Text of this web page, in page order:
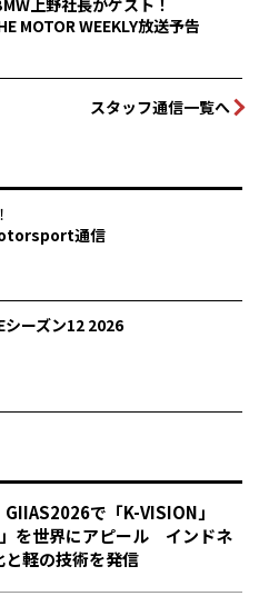
上野社長がゲスト！
MOTOR WEEKLY放送予告
スタッフ通信一覧へ
通信
シーズン12 2026
GIIAS2026で「K-VISION」
」を世界にアピール インドネ
と軽の技術を発信